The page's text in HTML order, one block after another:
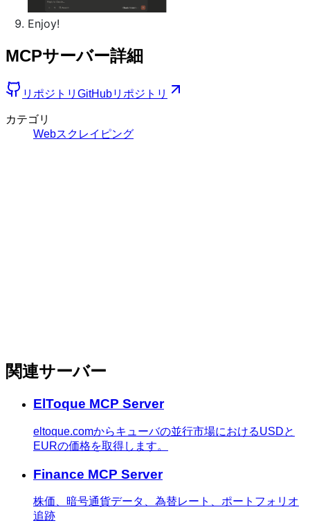
Enjoy!
MCPサーバー詳細
リポジトリ GitHubリポジトリ
カテゴリ
Webスクレイピング
関連サーバー
ElToque MCP Server
eltoque.comからキューバの並行市場におけるUSDと
EURの価格を取得します。
Finance MCP Server
株価、暗号通貨データ、為替レート、ポートフォリオ
追跡